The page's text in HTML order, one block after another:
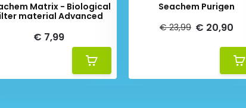
Matrix - Biological
material Advanced
€ 7,99
Seachem Purigen
€ 23,99 € 20,90